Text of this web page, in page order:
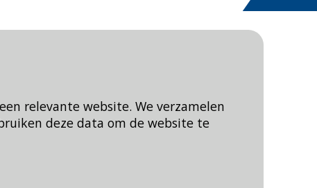
relevante website. We verzamelen
deze data om de website te